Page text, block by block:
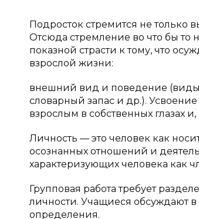
Подросток стремится не только
Отсюда стремление во что бы то
показной страсти к тому, что
взрослой жизни:
внешний вид и поведение (виды
словарный запас и др.).
взрослым в собственных глазах
Личность — это человек как
осознанных отношений и
характеризующих человека как
Групповая работа требует
личности. Учащиеся обсуждают
определения.